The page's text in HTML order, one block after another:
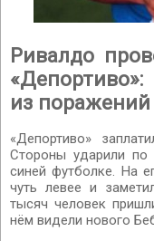
Ривалдо
из
«Депортиво»
Стороны ударили по
синей футболке. На
чуть левее и
тысяч человек
нём видели нового